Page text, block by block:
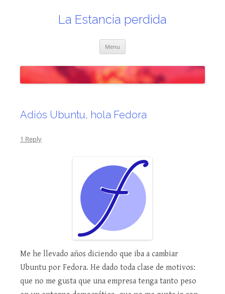
La Estancia perdida
Menu
Adiós Ubuntu, hola Fedora
1 Reply
Me he llevado años diciendo que iba a cambiar
Ubuntu por Fedora. He dado toda clase de motivos:
que no me gusta que una empresa tenga tanto peso